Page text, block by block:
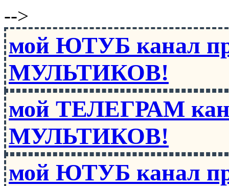
-->
мой ЮТУБ канал
МУЛЬТИКОВ!
мой ТЕЛЕГРАМ
МУЛЬТИКОВ!
мой ЮТУБ канал